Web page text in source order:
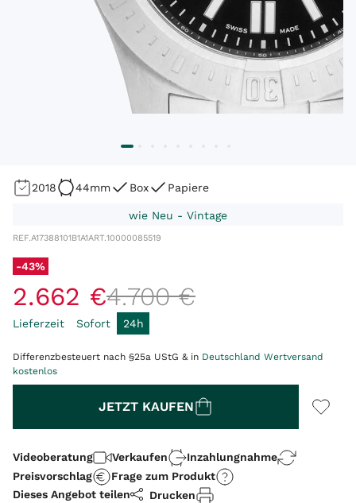
2018 44mm Box Papiere
wie Neu - Vintage
REF.A17388101B1A1ART.10000085519
-43%
2.662 €4.700 €
Lieferzeit Sofort 24h
Differenzbesteuert nach §25a UStG & in Deutschland Wertversand
kostenlos
JETZT KAUFEN
Videoberatung Verkaufen
Inzahlungnahme
Preisvorschlag
Frage zum Produkt
Dieses Angebot teilen
Drucken